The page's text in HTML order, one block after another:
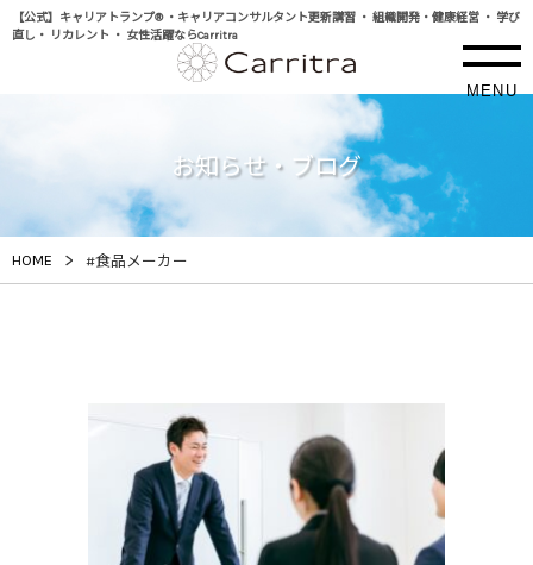
【公式】キャリアトランプ® ・キャリアコンサルタント更新講習 ・ 組織開発・健康経営 ・ 学び
直し・ リカレント ・ 女性活躍ならCarritra
MENU
お知らせ・ブログ
HOME > #食品メーカー